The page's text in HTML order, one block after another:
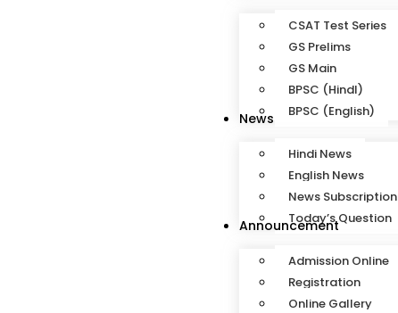
CSAT Test Series
GS Prelims
GS Main
BPSC (HindI)
BPSC (English)
News
Hindi News
English News
News Subscription
Today’s Question
Announcement
Admission Online
Registration
Online Gallery